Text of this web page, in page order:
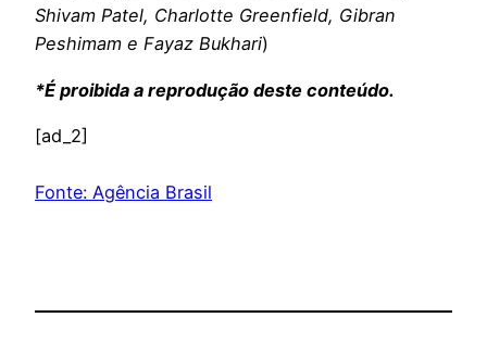
Shivam Patel, Charlotte Greenfield, Gibran
Peshimam e Fayaz Bukhari)
*É proibida a reprodução deste conteúdo.
[ad_2]
Fonte: Agência Brasil